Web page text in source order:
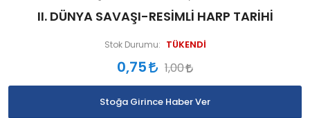
II. DÜNYA SAVAŞI-RESİMLİ HARP TARİHİ
Stok Durumu: TÜKENDİ
0,75 1,00
Stoğa Girince Haber Ver